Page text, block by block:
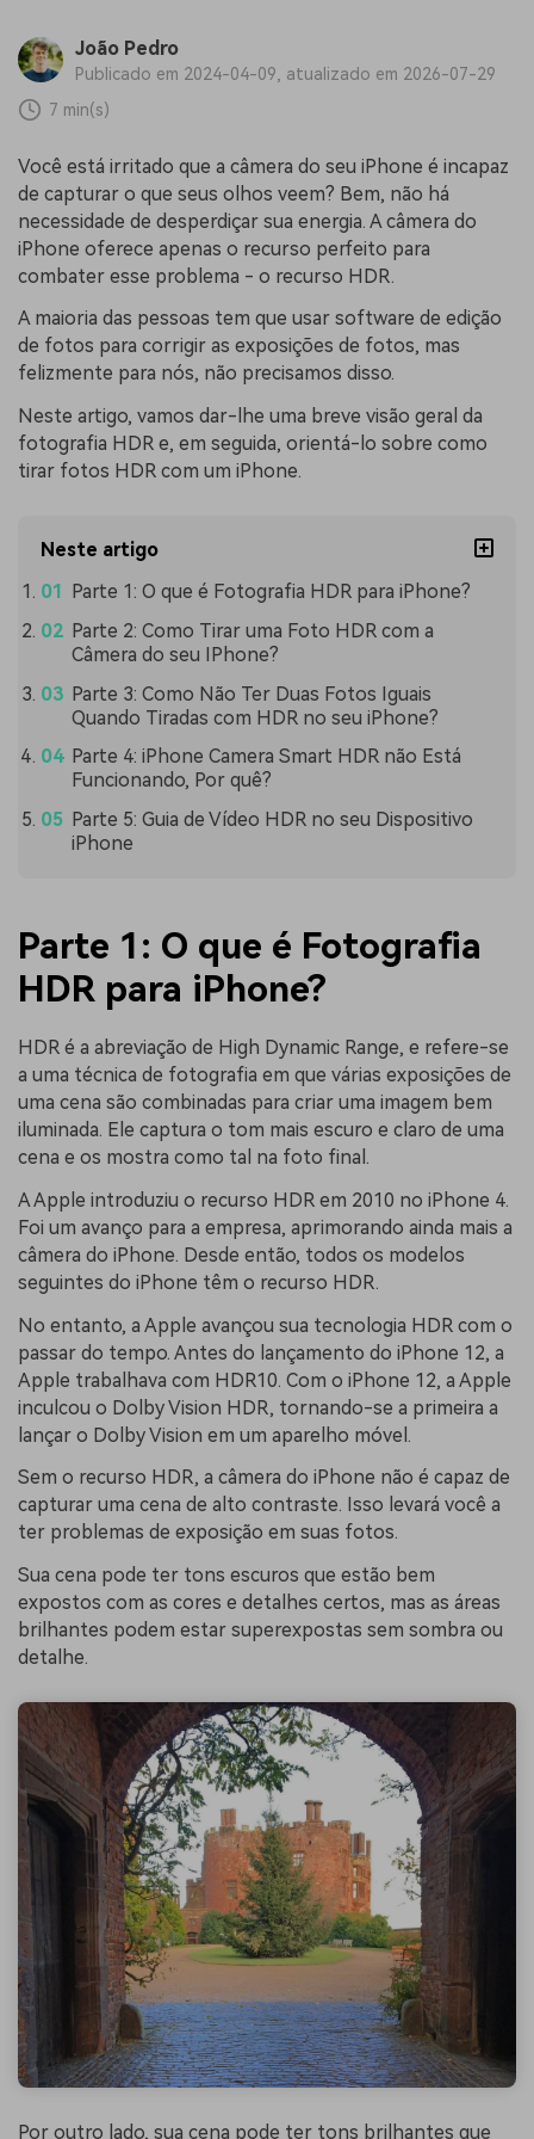
João Pedro
Publicado em 2024-04-09, atualizado em 2026-07-29
7 min(s)
Você está irritado que a câmera do seu iPhone é incapaz
de capturar o que seus olhos veem? Bem, não há
necessidade de desperdiçar sua energia. A câmera do
iPhone oferece apenas o recurso perfeito para
combater esse problema - o recurso HDR.
A maioria das pessoas tem que usar software de edição
de fotos para corrigir as exposições de fotos, mas
felizmente para nós, não precisamos disso.
Neste artigo, vamos dar-lhe uma breve visão geral da
fotografia HDR e, em seguida, orientá-lo sobre como
tirar fotos HDR com um iPhone.
Neste artigo
Parte 1: O que é Fotografia HDR para iPhone?
Parte 2: Como Tirar uma Foto HDR com a
Câmera do seu IPhone?
Parte 3: Como Não Ter Duas Fotos Iguais
Quando Tiradas com HDR no seu iPhone?
Parte 4: iPhone Camera Smart HDR não Está
Funcionando, Por quê?
Parte 5: Guia de Vídeo HDR no seu Dispositivo
iPhone
Parte 1: O que é Fotografia
HDR para iPhone?
HDR é a abreviação de High Dynamic Range, e refere-se
a uma técnica de fotografia em que várias exposições de
uma cena são combinadas para criar uma imagem bem
iluminada. Ele captura o tom mais escuro e claro de uma
cena e os mostra como tal na foto final.
A Apple introduziu o recurso HDR em 2010 no iPhone 4.
Foi um avanço para a empresa, aprimorando ainda mais a
câmera do iPhone. Desde então, todos os modelos
seguintes do iPhone têm o recurso HDR.
No entanto, a Apple avançou sua tecnologia HDR com o
passar do tempo. Antes do lançamento do iPhone 12, a
Apple trabalhava com HDR10. Com o iPhone 12, a Apple
inculcou o Dolby Vision HDR, tornando-se a primeira a
lançar o Dolby Vision em um aparelho móvel.
Sem o recurso HDR, a câmera do iPhone não é capaz de
capturar uma cena de alto contraste. Isso levará você a
ter problemas de exposição em suas fotos.
Sua cena pode ter tons escuros que estão bem
expostos com as cores e detalhes certos, mas as áreas
brilhantes podem estar superexpostas sem sombra ou
detalhe.
Por outro lado, sua cena pode ter tons brilhantes que